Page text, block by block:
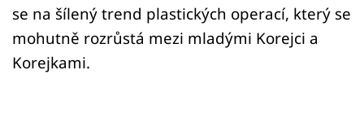
Virály
Sex a vztahy
se na šílený trend plastických operací, který se
mohutně rozrůstá mezi mladými Korejci a
Korejkami.